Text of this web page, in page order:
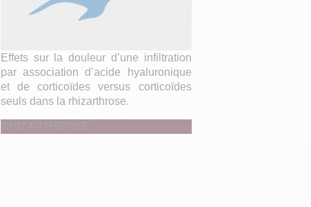
Effets sur la douleur d’une infiltration
par association d’acide hyaluronique
et de corticoïdes versus corticoïdes
seuls dans la rhizarthrose.